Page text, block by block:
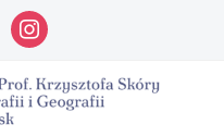
instagram